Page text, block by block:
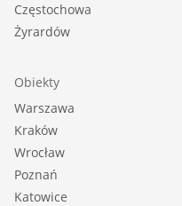
Częstochowa
Żyrardów
Obiekty
Warszawa
Kraków
Wrocław
Poznań
Katowice